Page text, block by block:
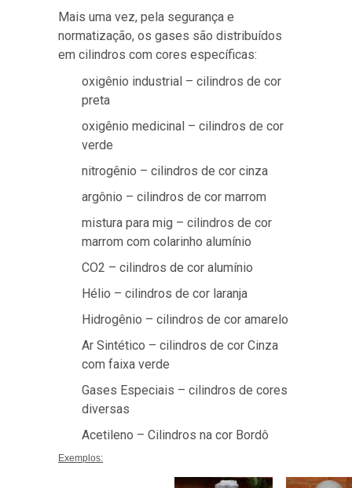
Mais uma vez, pela segurança e
normatização, os gases são distribuídos
em cilindros com cores específicas:
oxigênio industrial – cilindros de cor
preta
oxigênio medicinal – cilindros de cor
verde
nitrogênio – cilindros de cor cinza
argônio – cilindros de cor marrom
mistura para mig – cilindros de cor
marrom com colarinho alumínio
CO2 – cilindros de cor alumínio
Hélio – cilindros de cor laranja
Hidrogênio – cilindros de cor amarelo
Ar Sintético – cilindros de cor Cinza
com faixa verde
Gases Especiais – cilindros de cores
diversas
Acetileno – Cilindros na cor Bordô
Exemplos: